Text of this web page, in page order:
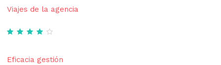
Viajes de la agencia
Eficacia gestión